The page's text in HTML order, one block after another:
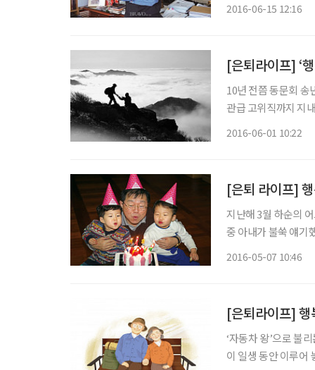
2016-06-15 12:16
[은퇴라이프] ‘
10년 전쯤 동문회 송년회에서 대선배 한 분이 이런 말씀을 하셨습니다. 경제학 교수님으로 장
관급 고위직까지 지
2016-06-01 10:22
[은퇴 라이프]
지난해 3월 하순의
중 아내가 불쑥 얘기
2016-05-07 10:46
[은퇴라이프] 행
‘자동차 왕’으로 불
이 일생 동안 이루어